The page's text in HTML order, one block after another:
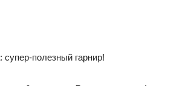
супер-полезный гарнир!